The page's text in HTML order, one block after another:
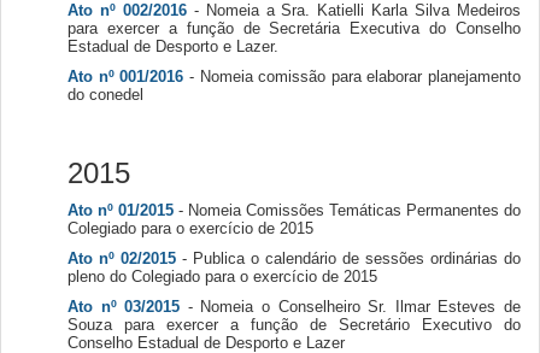
Ato nº 002/2016- Nomeia a Sra. Katielli Karla Silva Medeiros
para exercer a função de Secretária Executiva do Conselho
Estadual de Desporto e Lazer.
Ato nº 001/2016 - Nomeia comissão para elaborar planejamento
do conedel
2015
Ato nº 01/2015 - Nomeia Comissões Temáticas Permanentes do
Colegiado para o exercício de 2015
Ato nº 02/2015 - Publica o calendário de sessões ordinárias do
pleno do Colegiado para o exercício de 2015
Ato nº 03/2015 - Nomeia o Conselheiro Sr. Ilmar Esteves de
Souza para exercer a função de Secretário Executivo do
Conselho Estadual de Desporto e Lazer